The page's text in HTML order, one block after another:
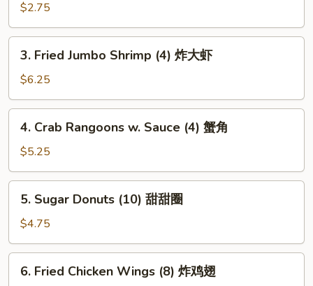
Roll
虾
卷
$2.75
Fried
Jumbo
Shrimp
(4)
3. Fried Jumbo Shrimp (4) 炸大虾
$6.25
Crab
Rangoons
w.
Sauce
(4)
4. Crab Rangoons w. Sauce (4) 蟹角
$5.25
Sugar
Donuts
(10)
甜
5. Sugar Donuts (10) 甜甜圈
$4.75
Fried
6. Fried Chicken Wings (8) 炸鸡翅